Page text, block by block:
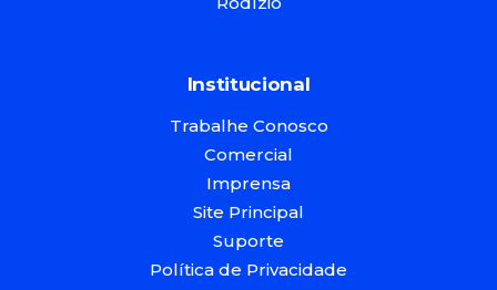
Institucional
Trabalhe Conosco
Comercial
Imprensa
Site Principal
Suporte
Política de Privacidade